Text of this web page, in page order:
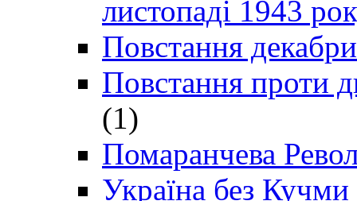
листопаді 1943
Повстання
Повстання проти
(1)
Помаранчева
Україна без Кучми